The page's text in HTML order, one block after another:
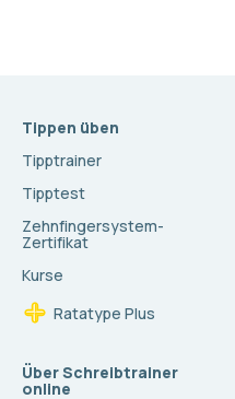
Tippen üben
Tipptrainer
Tipptest
Zehnfingersystem-
Zertifikat
Kurse
Ratatype Plus
Über Schreibtrainer
online